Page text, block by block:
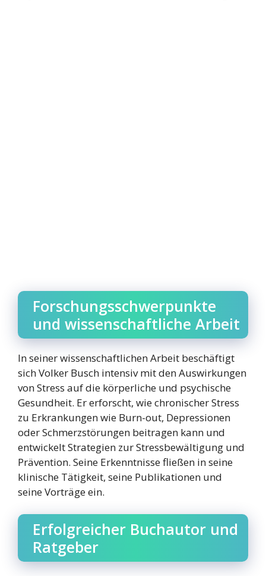
Forschungsschwerpunkte
und wissenschaftliche Arbeit
In seiner wissenschaftlichen Arbeit beschäftigt
sich Volker Busch intensiv mit den Auswirkungen
von Stress auf die körperliche und psychische
Gesundheit. Er erforscht, wie chronischer Stress
zu Erkrankungen wie Burn-out, Depressionen
oder Schmerzstörungen beitragen kann und
entwickelt Strategien zur Stressbewältigung und
Prävention. Seine Erkenntnisse fließen in seine
klinische Tätigkeit, seine Publikationen und
seine Vorträge ein.
Erfolgreicher Buchautor und
Ratgeber